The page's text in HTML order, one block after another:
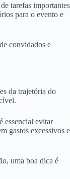
tarefas importantes
para o evento e
convidados e
da trajetória do
essencial evitar
gastos excessivos e
uma boa dica é